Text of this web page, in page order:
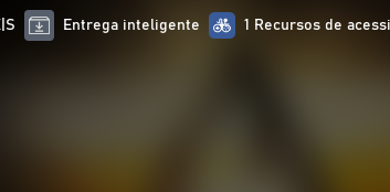
Entrega inteligente 1 Recursos de